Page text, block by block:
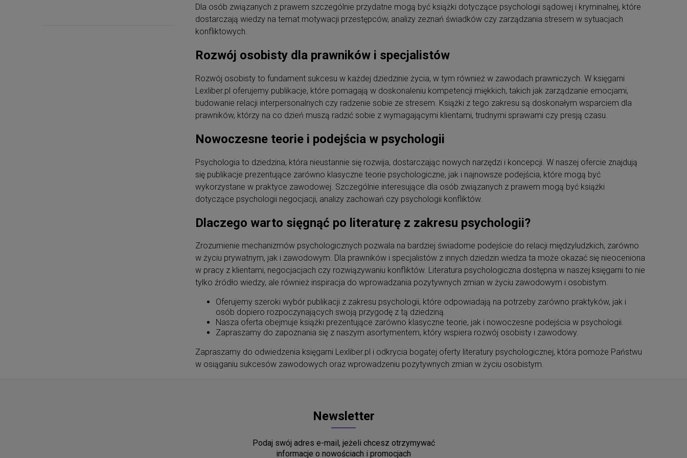
Dla osób związanych z prawem szczególnie przydatne mogą być książki dotyczące psychologii sądowej i kryminalnej, które
dostarczają wiedzy na temat motywacji przestępców, analizy zeznań świadków czy zarządzania stresem w sytuacjach
konfliktowych.
Rozwój osobisty dla prawników i specjalistów
Rozwój osobisty to fundament sukcesu w każdej dziedzinie życia, w tym również w zawodach prawniczych. W księgarni
Lexliber.pl oferujemy publikacje, które pomagają w doskonaleniu kompetencji miękkich, takich jak zarządzanie emocjami,
budowanie relacji interpersonalnych czy radzenie sobie ze stresem. Książki z tego zakresu są doskonałym wsparciem dla
prawników, którzy na co dzień muszą radzić sobie z wymagającymi klientami, trudnymi sprawami czy presją czasu.
Nowoczesne teorie i podejścia w psychologii
Psychologia to dziedzina, która nieustannie się rozwija, dostarczając nowych narzędzi i koncepcji. W naszej ofercie znajdują
się publikacje prezentujące zarówno klasyczne teorie psychologiczne, jak i najnowsze podejścia, które mogą być
wykorzystane w praktyce zawodowej. Szczególnie interesujące dla osób związanych z prawem mogą być książki
dotyczące psychologii negocjacji, analizy zachowań czy psychologii konfliktów.
Dlaczego warto sięgnąć po literaturę z zakresu psychologii?
Zrozumienie mechanizmów psychologicznych pozwala na bardziej świadome podejście do relacji międzyludzkich, zarówno
w życiu prywatnym, jak i zawodowym. Dla prawników i specjalistów z innych dziedzin wiedza ta może okazać się nieoceniona
w pracy z klientami, negocjacjach czy rozwiązywaniu konfliktów. Literatura psychologiczna dostępna w naszej księgarni to nie
tylko źródło wiedzy, ale również inspiracja do wprowadzania pozytywnych zmian w życiu zawodowym i osobistym.
Oferujemy szeroki wybór publikacji z zakresu psychologii, które odpowiadają na potrzeby zarówno praktyków, jak i
osób dopiero rozpoczynających swoją przygodę z tą dziedziną.
Nasza oferta obejmuje książki prezentujące zarówno klasyczne teorie, jak i nowoczesne podejścia w psychologii.
Zapraszamy do zapoznania się z naszym asortymentem, który wspiera rozwój osobisty i zawodowy.
Zapraszamy do odwiedzenia księgarni Lexliber.pl i odkrycia bogatej oferty literatury psychologicznej, która pomoże Państwu
w osiąganiu sukcesów zawodowych oraz wprowadzeniu pozytywnych zmian w życiu osobistym.
Newsletter
Podaj swój adres e-mail, jeżeli chcesz otrzymywać
informacje o nowościach i promocjach